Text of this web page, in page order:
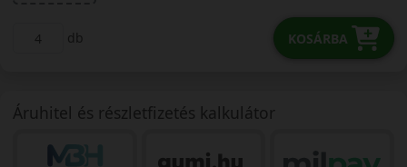
db KOSÁRBA
Áruhitel és részletfizetés kalkulátor